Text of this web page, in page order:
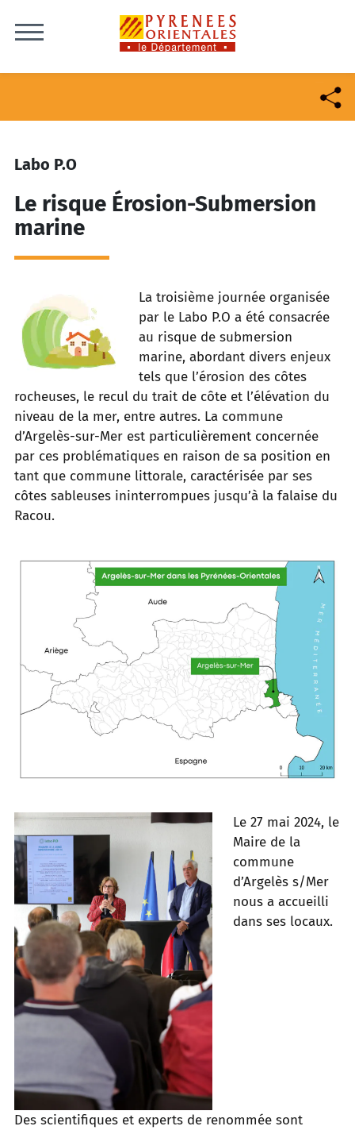
Labo P.O
Le risque Érosion-Submersion
marine
La troisième journée organisée
par le Labo P.O a été consacrée
au risque de submersion
marine, abordant divers enjeux
tels que l’érosion des côtes
rocheuses, le recul du trait de côte et l’élévation du
niveau de la mer, entre autres. La commune
d’Argelès-sur-Mer est particulièrement concernée
par ces problématiques en raison de sa position en
tant que commune littorale, caractérisée par ses
côtes sableuses ininterrompues jusqu’à la falaise du
Racou.
Le 27 mai 2024, le
Maire de la
commune
d’Argelès s/Mer
nous a accueilli
dans ses locaux.
Des scientifiques et experts de renommée sont